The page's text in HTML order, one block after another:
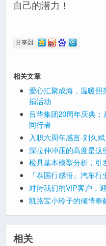
自己的潜力！
相关文章
爱心汇聚成海，温暖照
捐活动
吕华集团20周年庆典
同行者
入职六周年感言-刘久斌
深拉伸冲压的高度是这
检具基本模型分析，引
「泰国行感悟」汽车
对待我们的VIP客户，
凯路宝小玲子的倾情奉
相关